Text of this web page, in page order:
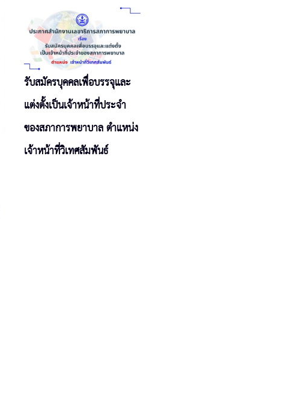
รับสมัครบุคคลเพื่อบรรจุและ
แต่งตั้งเป็นเจ้าหน้าที่ประจำ
ของสภาการพยาบาล ตำแหน่ง
เจ้าหน้าที่วิเทศสัมพันธ์